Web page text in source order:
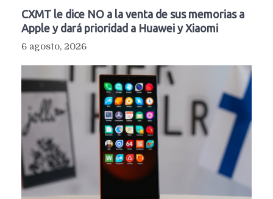
CXMT le dice NO a la venta de sus memorias a
Apple y dará prioridad a Huawei y Xiaomi
6 agosto, 2026